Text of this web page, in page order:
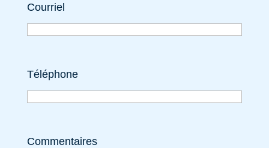
Courriel
Téléphone
Commentaires